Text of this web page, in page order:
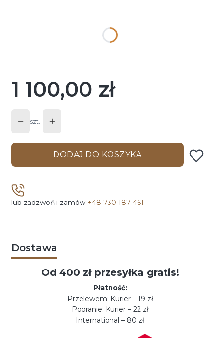
Cena
1 100,00 zł
szt.
DODAJ DO KOSZYKA
lub zadzwoń i zamów +48 730 187 461
Dostawa
Od 400 zł przesyłka gratis!
Płatność:
Przelewem: Kurier – 19 zł
Pobranie: Kurier – 22 zł
International – 80 zł